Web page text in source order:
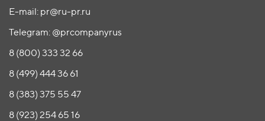
E-mail: pr@ru-pr.ru
Telegram: @prcompanyrus
8 (800) 333 32 66
8 (499) 444 36 61
8 (383) 375 55 47
8 (923) 254 65 16